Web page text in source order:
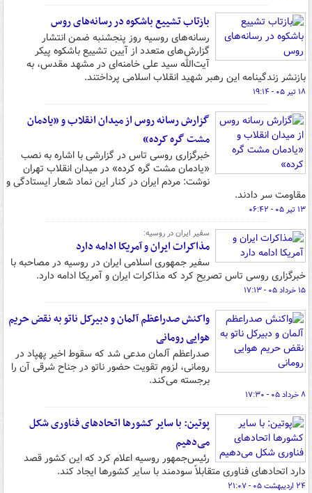
بازتاب تشییع باشکوه در رسانه‌های روس
رسانه‌های روسیه روز پنجشنبه ضمن انتشار
گزارش‌های متعدد از آیین تشییع باشکوه پیکر
آیت‌الله سید علی خامنه‌ای در مشهد مقدس، به
بازنشر زندگینامه این رهبر شهید انقلاب اسلامی پرداختند.
۱۸ تیر ۰۵ - ۱۹:۱۴
گزارش رسانه روس از میدان انقلاب و «یادمان
مشت گره کرده»
خبرگزاری روسی تاس در گزارشی با اشاره به نصب
«یادمان مشت گره کرده» در میدان انقلاب تهران
نوشت: مردم ایران در کنار این نماد شعار ایستادگی و
مقاومت سر دادند.
۱۳ تیر ۰۵ - ۰۶:۴۲
سفیر ایران در روسیه:
مذاکرات ایران و آمریکا ادامه دارد
سفیر جمهوری اسلامی ایران در روسیه در مصاحبه با
خبرگزاری روسی تاس تصریح کرد که مذاکرات ایران و آمریکا ادامه دارد.
۱۵ خرداد ۰۵ - ۱۷:۱۳
واکنش صدراعظم آلمان و دبیرکل ناتو به نقض حریم
هوایی رومانی
صدراعظم آلمان مدعی شد که سقوط اخیر پهپاد در
رومانی، لزوم تقویت حضور ناتو در جناح شرقی آن را
برجسته می‌کند.
۸ خرداد ۰۵ - ۱۷:۳۰
پوتین: با سایر کشورها اتحادهای فناوری شکل‌
می‌دهیم
رئیس‌جمهور روسیه اعلام کرد که این کشور قصد
دارد اتحادهای فناوری متقابلاً سودمند با سایر کشورها ایجاد کند.
۲۴ اردیبهشت ۰۵ - ۲۱:۰۷